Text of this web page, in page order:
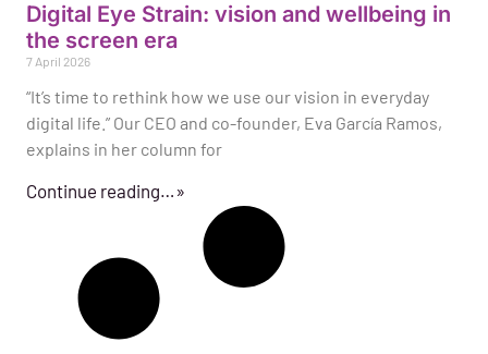
Digital Eye Strain: vision and wellbeing in
the screen era
7 April 2026
“It’s time to rethink how we use our vision in everyday
digital life.” Our CEO and co-founder, Eva García Ramos,
explains in her column for
Continue reading…»